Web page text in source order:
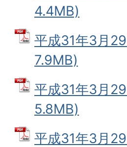
4.4MB)
平成31年3月
7.9MB)
平成31年3月
5.8MB)
平成31年3月